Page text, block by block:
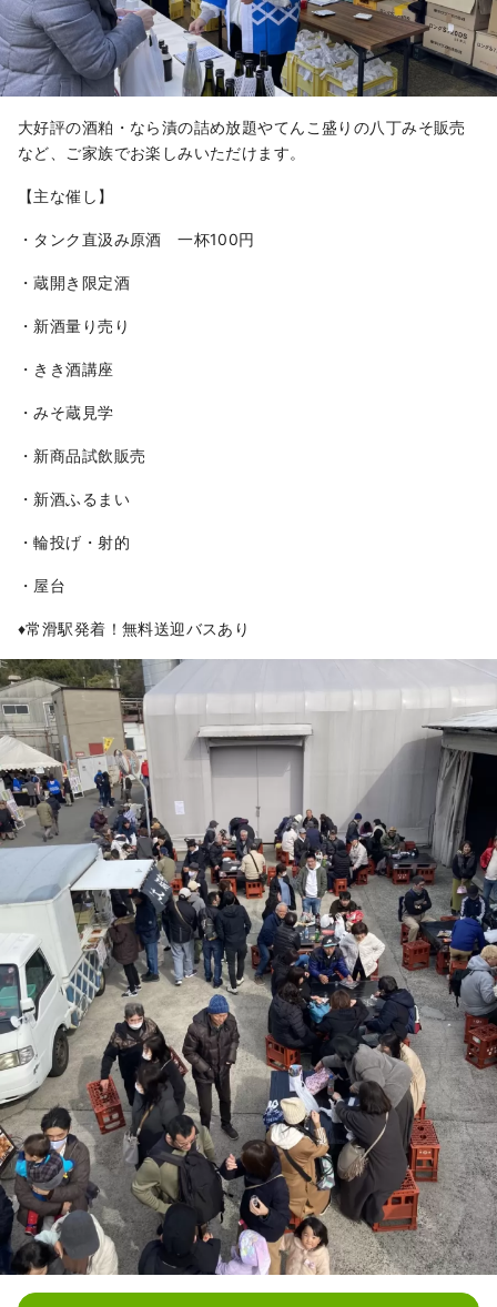
大好評の酒粕・なら漬の詰め放題やてんこ盛りの八丁みそ販売
など、ご家族でお楽しみいただけます。
【主な催し】
・タンク直汲み原酒 一杯100円
・蔵開き限定酒
・新酒量り売り
・きき酒講座
・みそ蔵見学
・新商品試飲販売
・新酒ふるまい
・輪投げ・射的
・屋台
♦常滑駅発着！無料送迎バスあり